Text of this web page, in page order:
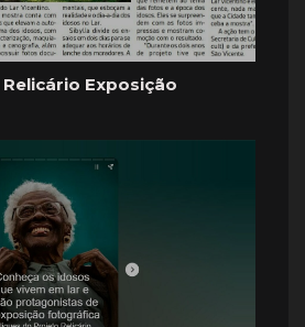
Exposição